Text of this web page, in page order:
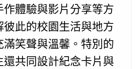
體驗與影片分享等方
此的校園生活與地方
笑聲與溫馨。特別的
共同設計紀念卡片與